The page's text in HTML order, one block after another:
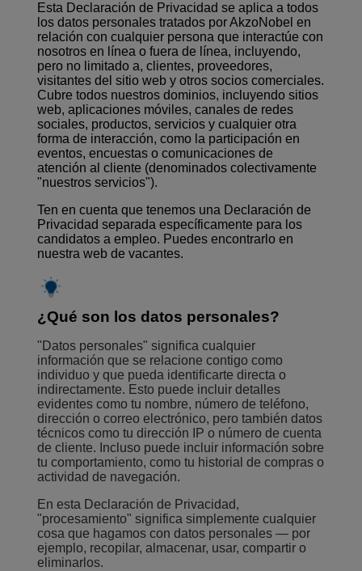
Esta Declaración de Privacidad se aplica a todos
los datos personales tratados por AkzoNobel en
relación con cualquier persona que interactúe con
nosotros en línea o fuera de línea, incluyendo,
pero no limitado a, clientes, proveedores,
visitantes del sitio web y otros socios comerciales.
Cubre todos nuestros dominios, incluyendo sitios
web, aplicaciones móviles, canales de redes
sociales, productos, servicios y cualquier otra
forma de interacción, como la participación en
eventos, encuestas o comunicaciones de
atención al cliente (denominados colectivamente
"nuestros servicios").
Ten en cuenta que tenemos una Declaración de
Privacidad separada específicamente para los
candidatos a empleo. Puedes encontrarlo en
nuestra web de vacantes.
¿Qué son los datos personales?
"Datos personales" significa cualquier
información que se relacione contigo como
individuo y que pueda identificarte directa o
indirectamente. Esto puede incluir detalles
evidentes como tu nombre, número de teléfono,
dirección o correo electrónico, pero también datos
técnicos como tu dirección IP o número de cuenta
de cliente. Incluso puede incluir información sobre
tu comportamiento, como tu historial de compras o
actividad de navegación.
En esta Declaración de Privacidad,
"procesamiento" significa simplemente cualquier
cosa que hagamos con datos personales — por
ejemplo, recopilar, almacenar, usar, compartir o
eliminarlos.